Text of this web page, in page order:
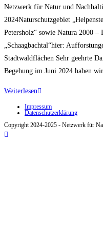
Netzwerk für Natur und
2024Naturschutzgebiet
Petersholz“ sowie Natura 2000
„Schaagbachtal“hier:
Stadtwaldflächen Sehr geehrte
Begehung im Juni 2024 haben
WeiterlesenStellungnahme
Netzwerkes
zur
Impressum
Datenschutzerklärung
Copyright 2024-2025 - Netzwerk für